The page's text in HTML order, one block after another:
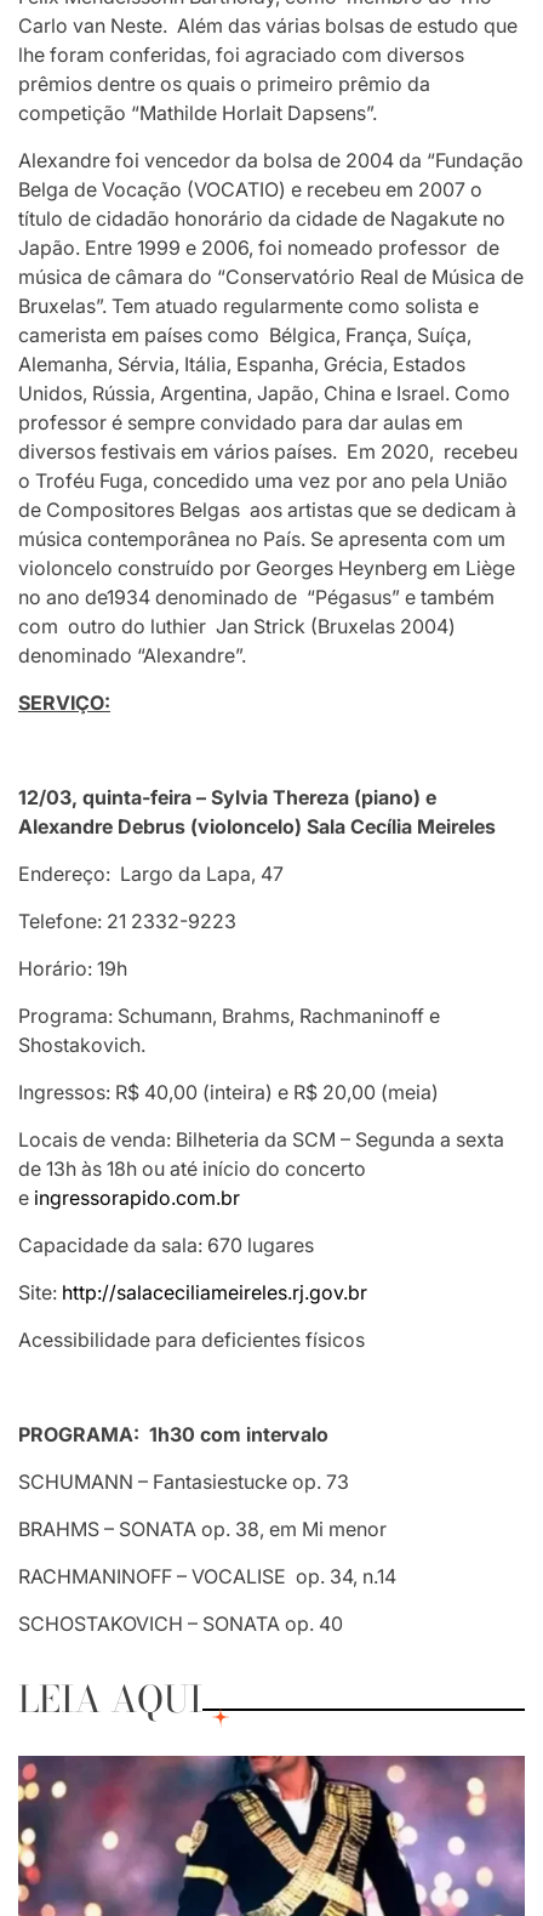
Carlo van Neste. Além das várias bolsas de estudo que
lhe foram conferidas, foi agraciado com diversos
prêmios dentre os quais o primeiro prêmio da
competição “Mathilde Horlait Dapsens”.
Alexandre foi vencedor da bolsa de 2004 da “Fundação
Belga de Vocação (VOCATIO) e recebeu em 2007 o
título de cidadão honorário da cidade de Nagakute no
Japão. Entre 1999 e 2006, foi nomeado professor de
música de câmara do “Conservatório Real de Música de
Bruxelas”. Tem atuado regularmente como solista e
camerista em países como Bélgica, França, Suíça,
Alemanha, Sérvia, Itália, Espanha, Grécia, Estados
Unidos, Rússia, Argentina, Japão, China e Israel. Como
professor é sempre convidado para dar aulas em
diversos festivais em vários países. Em 2020, recebeu
o Troféu Fuga, concedido uma vez por ano pela União
de Compositores Belgas aos artistas que se dedicam à
música contemporânea no País. Se apresenta com um
violoncelo construído por Georges Heynberg em Liège
no ano de1934 denominado de “Pégasus” e também
com outro do luthier Jan Strick (Bruxelas 2004)
denominado “Alexandre”.
SERVIÇO:
12/03, quinta-feira – Sylvia Thereza (piano) e
Alexandre Debrus (violoncelo) Sala Cecília Meireles
Endereço: Largo da Lapa, 47
Telefone: 21 2332-9223
Horário: 19h
Programa: Schumann, Brahms, Rachmaninoff e
Shostakovich.
Ingressos: R$ 40,00 (inteira) e R$ 20,00 (meia)
Locais de venda: Bilheteria da SCM – Segunda a sexta
de 13h às 18h ou até início do concerto
e ingressorapido.com.br
Capacidade da sala: 670 lugares
Site: http://salaceciliameireles.rj.gov.br
Acessibilidade para deficientes físicos
PROGRAMA: 1h30 com intervalo
SCHUMANN – Fantasiestucke op. 73
BRAHMS – SONATA op. 38, em Mi menor
RACHMANINOFF – VOCALISE op. 34, n.14
SCHOSTAKOVICH – SONATA op. 40
LEIA AQUI